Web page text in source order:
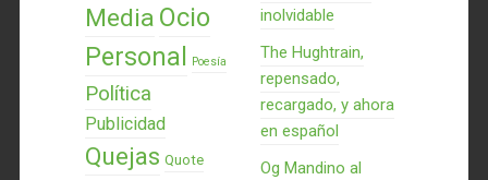
Media Ocio
Personal Poesía
Política
Publicidad
Quejas Quote
inolvidable
The Hughtrain,
repensado,
recargado, y ahora
en español
Og Mandino al